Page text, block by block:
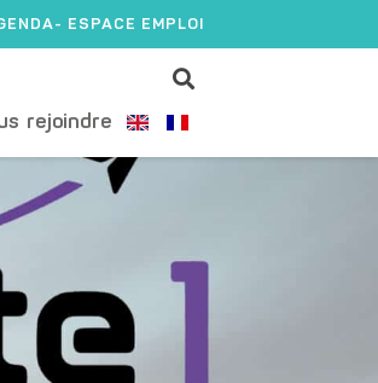
- ESPACE EMPLOI
rejoindre